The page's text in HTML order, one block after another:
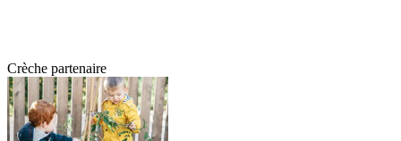
Crèche partenaire